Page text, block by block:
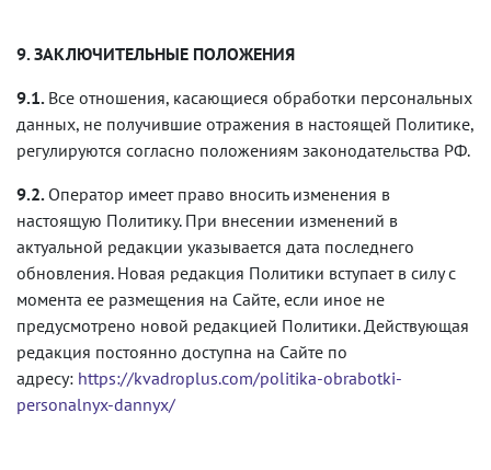
9. ЗАКЛЮЧИТЕЛЬНЫЕ ПОЛОЖЕНИЯ
9.1. Все отношения, касающиеся обработки персональных
данных, не получившие отражения в настоящей Политике,
регулируются согласно положениям законодательства РФ.
9.2. Оператор имеет право вносить изменения в
настоящую Политику. При внесении изменений в
актуальной редакции указывается дата последнего
обновления. Новая редакция Политики вступает в силу с
момента ее размещения на Сайте, если иное не
предусмотрено новой редакцией Политики. Действующая
редакция постоянно доступна на Сайте по
адресу: https://kvadroplus.com/politika-obrabotki-
personalnyx-dannyx/